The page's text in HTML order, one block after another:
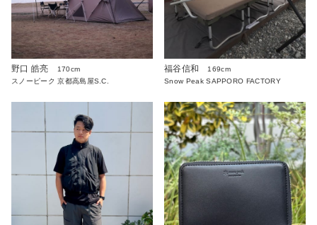
野口 皓亮
170cm
スノーピーク 京都高島屋S.C.
福谷信和
169cm
Snow Peak SAPPORO FACTORY